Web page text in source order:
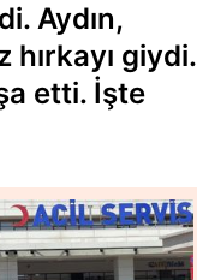
Aydın,
giydi.
etti. İşte